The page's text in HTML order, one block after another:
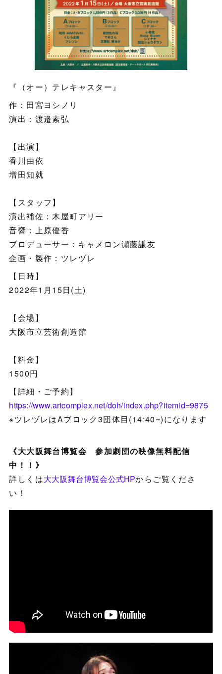
『（オー）テレキャスター』
作：田宮ヨシノリ
演出：渡邉素弘
【出演】
香川由依
増田知就
【スタッフ】
演出補佐：木屋町アリー
音響：上原優香
プロデューサー：キャメロン瀬藤謙友
企画・製作：ツレヅレ
【日時】
2022年1月15日(土)
【会場】
大阪市立芸術創造館
【料金】
1500円
【詳細・ご予約】
https://www.artcomplex.net/doh/index.php?itemid=9875
※ツレヅレはAブロック3団体目(14:40~)になります
《大大阪舞台博覧会 参加劇団の映像無料配信
中！！》
詳しくは大大阪舞台博覧会公式HPからご覧くださ
い！